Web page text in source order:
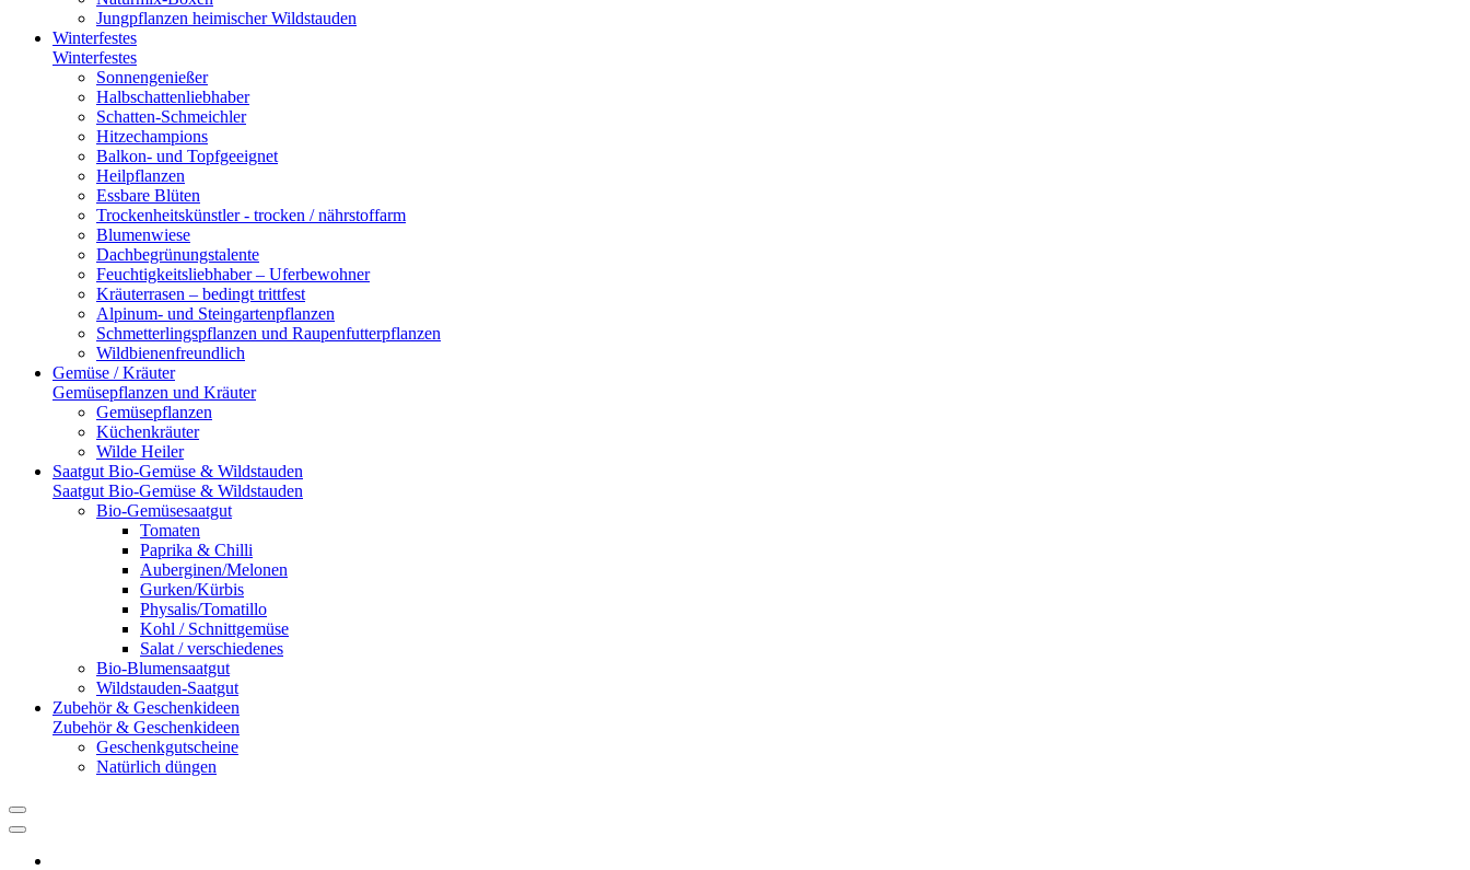
Jungpflanzen heimischer Wildstauden
Winterfestes
Winterfestes
Sonnengenießer
Halbschattenliebhaber
Schatten-Schmeichler
Hitzechampions
Balkon- und Topfgeeignet
Heilpflanzen
Essbare Blüten
Trockenheitskünstler - trocken / nährstoffarm
Blumenwiese
Dachbegrünungstalente
Feuchtigkeitsliebhaber – Uferbewohner
Kräuterrasen – bedingt trittfest
Alpinum- und Steingartenpflanzen
Schmetterlingspflanzen und Raupenfutterpflanzen
Wildbienenfreundlich
Gemüse / Kräuter
Gemüsepflanzen und Kräuter
Gemüsepflanzen
Küchenkräuter
Wilde Heiler
Saatgut Bio-Gemüse & Wildstauden
Saatgut Bio-Gemüse & Wildstauden
Bio-Gemüsesaatgut
Tomaten
Paprika & Chilli
Auberginen/Melonen
Gurken/Kürbis
Physalis/Tomatillo
Kohl / Schnittgemüse
Salat / verschiedenes
Bio-Blumensaatgut
Wildstauden-Saatgut
Zubehör & Geschenkideen
Zubehör & Geschenkideen
Geschenkgutscheine
Natürlich düngen